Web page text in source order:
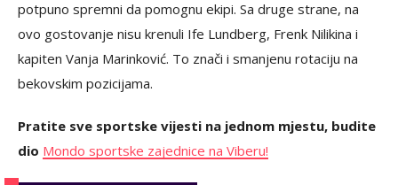
potpuno spremni da pomognu ekipi. Sa druge strane, na
ovo gostovanje nisu krenuli Ife Lundberg, Frenk Nilikina i
kapiten Vanja Marinković. To znači i smanjenu rotaciju na
bekovskim pozicijama.
Pratite sve sportske vijesti na jednom mjestu, budite
dio Mondo sportske zajednice na Viberu!